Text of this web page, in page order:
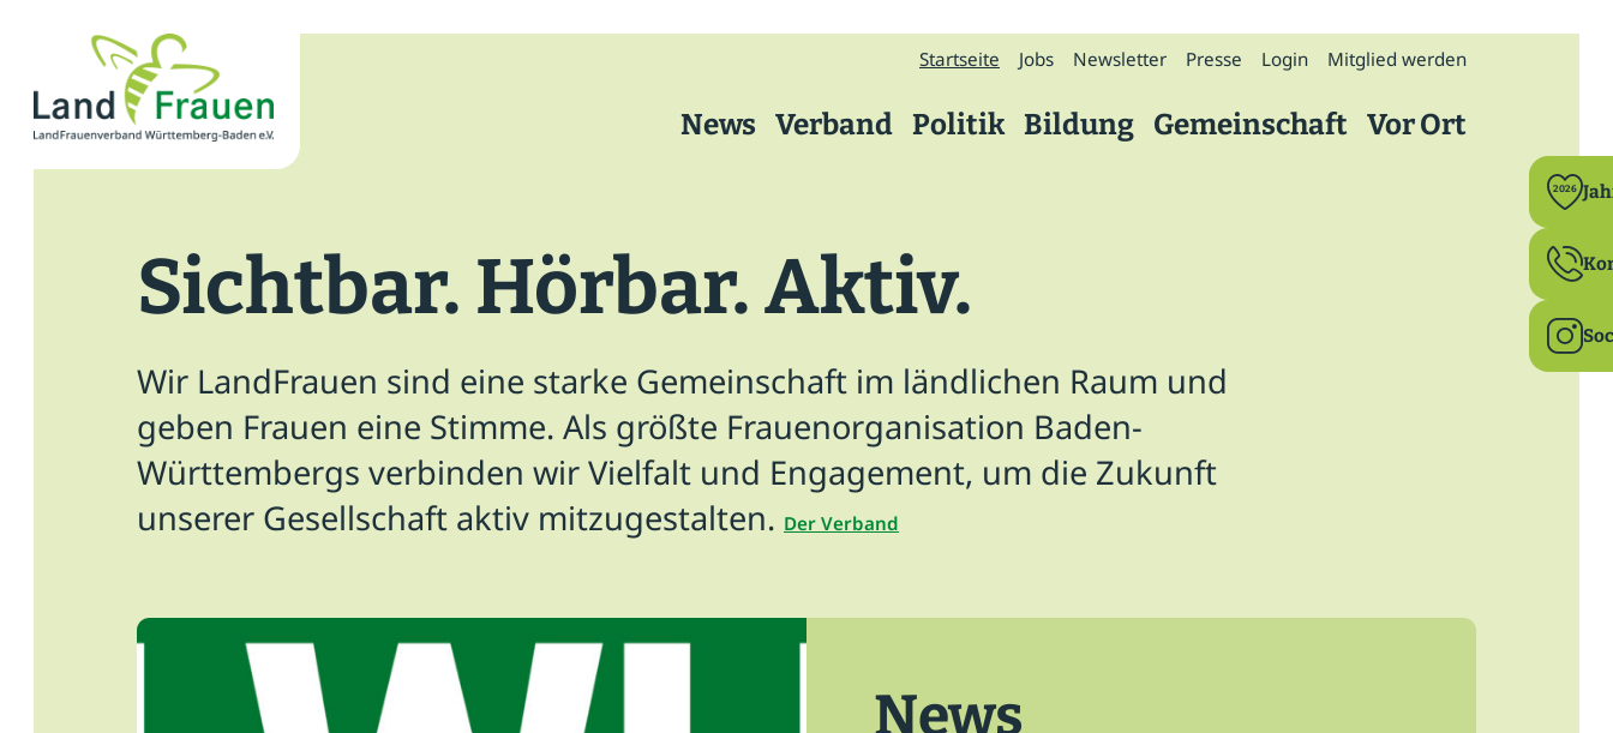
Startseite Jobs Newsletter Presse Login Mitglied werden
2026
News Verband Politik Bildung Gemeinschaft Vor Ort
Sichtbar. Hörbar. Aktiv.
Wir LandFrauen sind eine starke Gemeinschaft im ländlichen Raum und
geben Frauen eine Stimme. Als größte Frauenorganisation Baden-
Württembergs verbinden wir Vielfalt und Engagement, um die Zukunft
unserer Gesellschaft aktiv mitzugestalten. Der Verband
News
Verband
Politik
Bildung
Gemeinschaft
Vor Ort
Startseite
Jobs
Newsletter
Über uns
Kreisverbände
Geschäftsstelle
Arbeitskreise
Presse
Familie & Beruf
News